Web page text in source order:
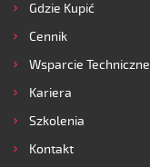
Gdzie Kupić
Cennik
Wsparcie Techniczne
Kariera
Szkolenia
Kontakt